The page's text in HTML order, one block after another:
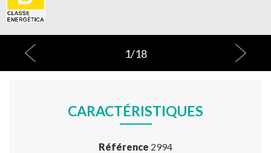
1/18
CARACTÉRISTIQUES
Référence 2994